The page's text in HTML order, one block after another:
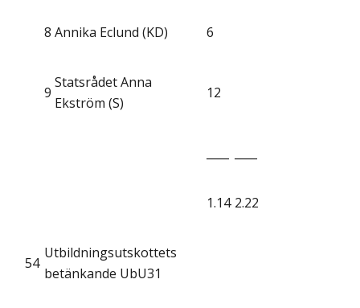
8 Annika Eclund (KD) 6
9
Statsrådet Anna
Ekström (S)
12
1.14 2.22
54
Utbildningsutskottets
betänkande UbU31